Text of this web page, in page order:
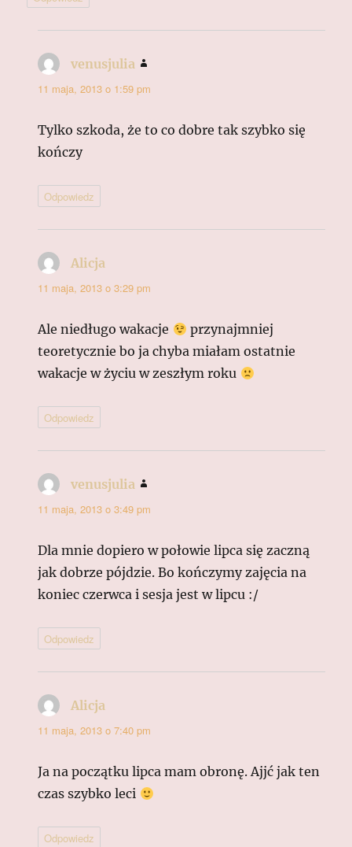
venusjulia
11 maja, 2013 o 1:59 pm
Tylko szkoda, że to co dobre tak szybko się
kończy
Odpowiedz
Alicja
11 maja, 2013 o 3:29 pm
Ale niedługo wakacje
przynajmniej
teoretycznie bo ja chyba miałam ostatnie
wakacje w życiu w zeszłym roku
Odpowiedz
venusjulia
11 maja, 2013 o 3:49 pm
Dla mnie dopiero w połowie lipca się zaczną
jak dobrze pójdzie. Bo kończymy zajęcia na
koniec czerwca i sesja jest w lipcu :/
Odpowiedz
Alicja
11 maja, 2013 o 7:40 pm
Ja na początku lipca mam obronę. Ajjć jak ten
czas szybko leci
Odpowiedz